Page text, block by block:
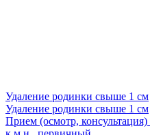
Удаление родинки свыше 1 см
Удаление родинки свыше 1 см
Прием (осмотр,